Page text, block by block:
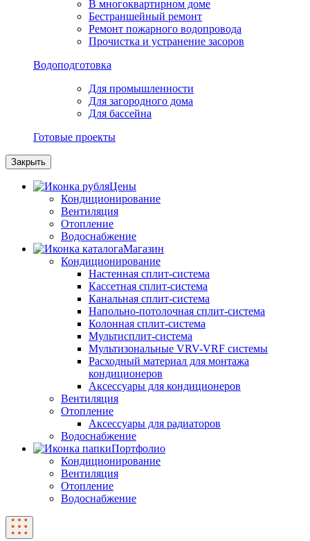
В многоквартирном доме
Бестраншейный ремонт
Ремонт пожарного водопровода
Прочистка и устранение засоров
Водоподготовка
Для промышленности
Для загородного дома
Для бассейна
Готовые проекты
Закрыть
Цены
Кондиционирование
Вентиляция
Отопление
Водоснабжение
Магазин
Кондиционирование
Настенная сплит-система
Кассетная сплит-система
Канальная сплит-система
Напольно-потолочная сплит-система
Колонная сплит-система
Мультисплит-система
Мультизональные VRV-VRF системы
Расходный материал для монтажа
кондиционеров
Аксессуары для кондиционеров
Вентиляция
Отопление
Аксессуары для радиаторов
Водоснабжение
Портфолио
Кондиционирование
Вентиляция
Отопление
Водоснабжение